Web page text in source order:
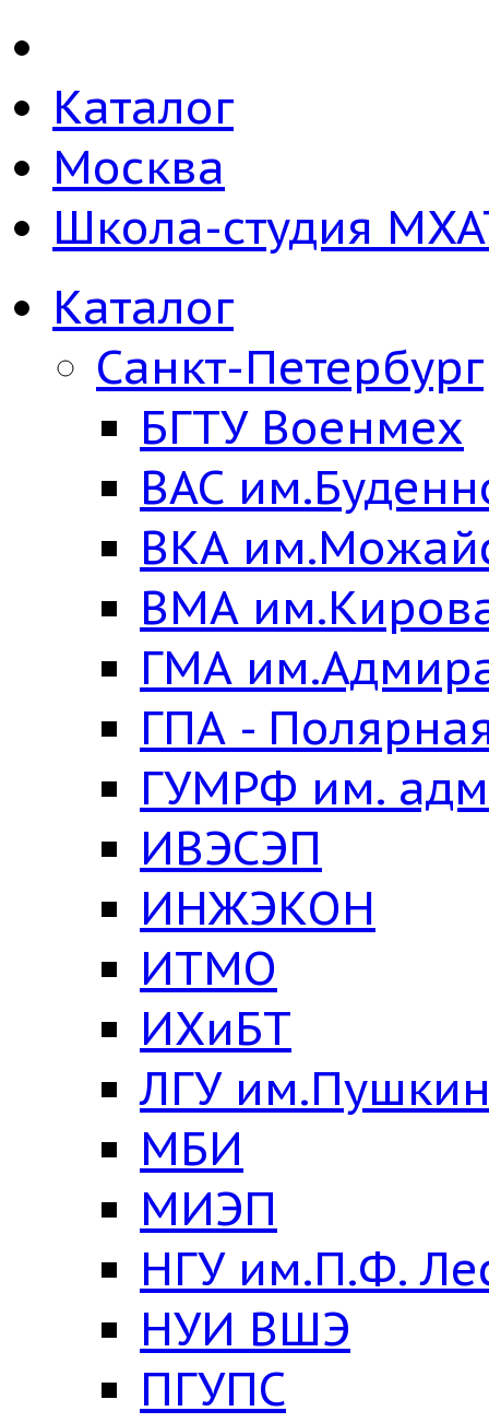
Каталог
Москва
Школа-студия
Каталог
Санкт-Петербург
БГТУ Военмех
ВАС
ВКА
ВМА
ГМА
ГПА -
ГУМРФ им.
ИВЭСЭП
ИНЖЭКОН
ИТМО
ИХиБТ
ЛГУ
МБИ
МИЭП
НГУ им.П.Ф.
НУИ ВШЭ
ПГУПС